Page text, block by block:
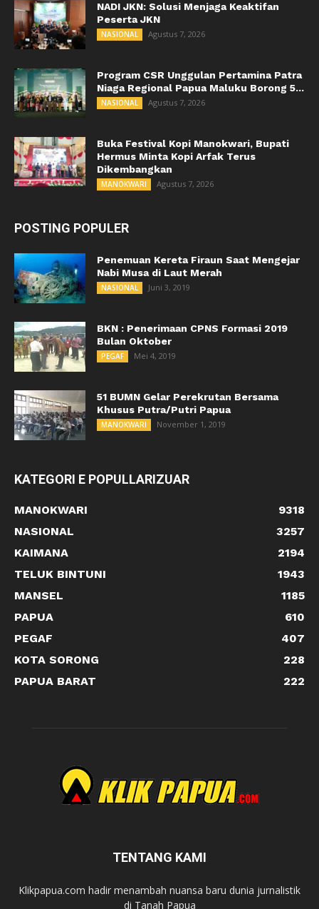
NADI JKN: Solusi Menjaga Keaktifan
Peserta JKN
NASIONAL Agustus 7, 2026
Program CSR Unggulan Pertamina Patra
Niaga Regional Papua Maluku Borong 5...
NASIONAL Agustus 7, 2026
Buka Festival Kopi Manokwari, Bupati
Hermus Minta Kopi Arfak Terus
Dikembangkan
MANOKWARI Agustus 7, 2026
POSTING POPULER
Penemuan Kereta Firaun Saat Mengejar
Nabi Musa di Laut Merah
NASIONAL Juni 3, 2019
BKN : Penerimaan CPNS Formasi 2019
Bulan Oktober
PEGAF Mei 4, 2019
51 BUMN Gelar Perekrutan Bersama
Khusus Putra/Putri Papua
MANOKWARI November 1, 2019
KATEGORI E POPULLARIZUAR
MANOKWARI
9318
NASIONAL
3257
KAIMANA
2194
TELUK BINTUNI
1943
MANSEL
1185
PAPUA
610
PEGAF
407
KOTA SORONG
228
PAPUA BARAT
222
TENTANG KAMI
Klikpapua.com hadir menambah nuansa baru dunia jurnalistik
di Tanah Papua